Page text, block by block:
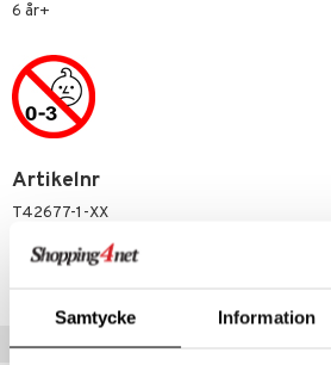
Samtycke Information
6 år+
Artikelnr
T42677-1-XX
Lägsta pris senaste 30 dagarna: 299 kr